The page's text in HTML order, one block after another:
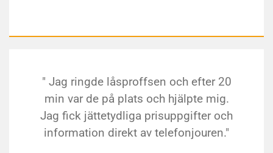
" Jag ringde låsproffsen och efter 20
min var de på plats och hjälpte mig.
Jag fick jättetydliga prisuppgifter och
information direkt av telefonjouren."